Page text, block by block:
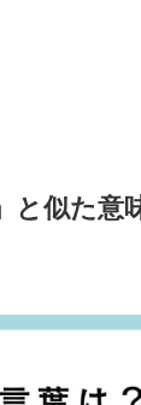
と似た意